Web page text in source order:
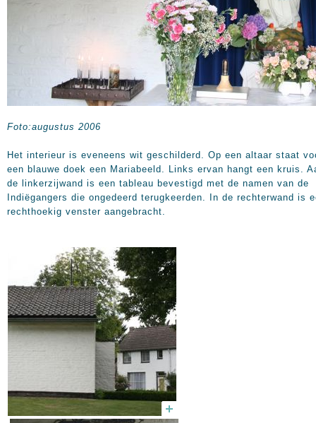
Foto:augustus 2006
Het interieur is eveneens wit geschilderd. Op een altaar staat
een blauwe doek een Mariabeeld. Links ervan hangt een kruis.
de linkerzijwand is een tableau bevestigd met de namen van de
Indiëgangers die ongedeerd terugkeerden. In de rechterwand is
rechthoekig venster aangebracht.